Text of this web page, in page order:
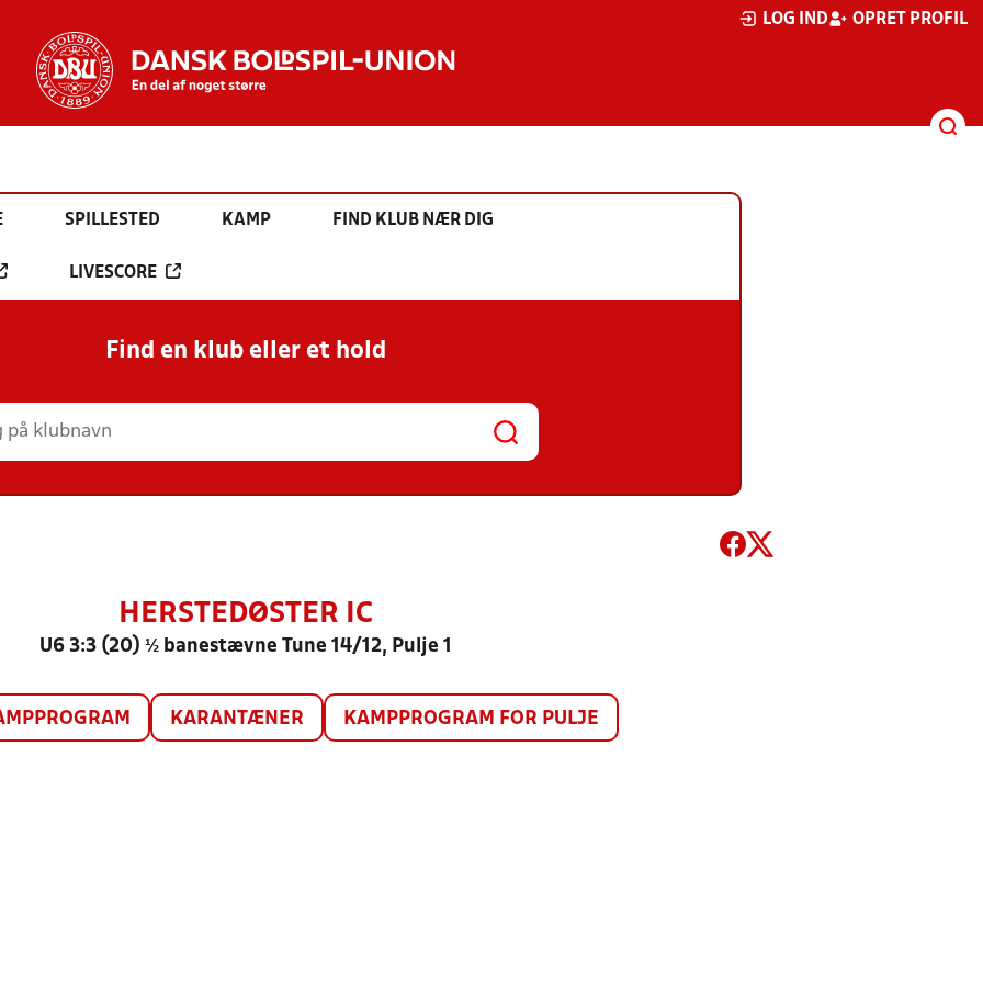
LOG IND OPRET PROFIL
SPILLESTED KAMP FIND KLUB NÆR DIG
LIVESCORE
Find en klub eller et hold
HERSTEDØSTER IC
U6 3:3 (20) ½ banestævne Tune 14/12, Pulje 1
KARANTÆNER KAMPPROGRAM FOR PULJE